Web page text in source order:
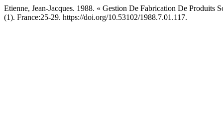
Etienne, Jean-Jacques. 1988. « Gestion De Fabrication De Produits
(1). France:25-29. https://doi.org/10.53102/1988.7.01.117.